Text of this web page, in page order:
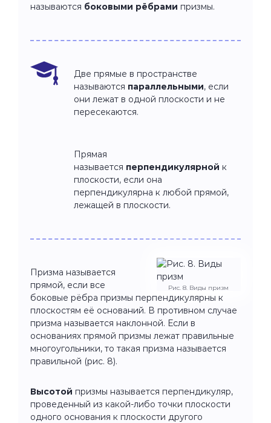
называются боковыми рёбрами призмы.
Две прямые в пространстве
называются параллельными, если
они лежат в одной плоскости и не
пересекаются.
Прямая
называется перпендикулярной к
плоскости, если она
перпендикулярна к любой прямой,
лежащей в плоскости.
Рис. 8. Виды призм
Призма называется
прямой, если все
боковые рёбра призмы перпендикулярны к
плоскостям её оснований. В противном случае
призма называется наклонной. Если в
основаниях прямой призмы лежат правильные
многоугольники, то такая призма называется
правильной (рис. 8).
Высотой призмы называется перпендикуляр,
проведенный из какой-либо точки плоскости
одного основания к плоскости другого